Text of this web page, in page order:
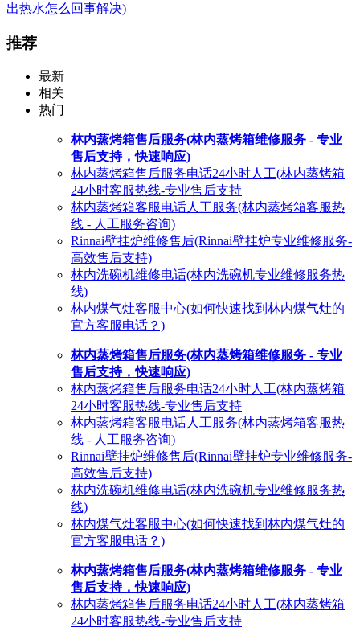
出热水怎么回事解决)
推荐
最新
相关
热门
林内蒸烤箱售后服务(林内蒸烤箱维修服务 - 专业
售后支持，快速响应)
林内蒸烤箱售后服务电话24小时人工(林内蒸烤箱
24小时客服热线-专业售后支持
林内蒸烤箱客服电话人工服务(林内蒸烤箱客服热
线 - 人工服务咨询)
Rinnai壁挂炉维修售后(Rinnai壁挂炉专业维修服务-
高效售后支持)
林内洗碗机维修电话(林内洗碗机专业维修服务热
线)
林内煤气灶客服中心(如何快速找到林内煤气灶的
官方客服电话？)
林内蒸烤箱售后服务(林内蒸烤箱维修服务 - 专业
售后支持，快速响应)
林内蒸烤箱售后服务电话24小时人工(林内蒸烤箱
24小时客服热线-专业售后支持
林内蒸烤箱客服电话人工服务(林内蒸烤箱客服热
线 - 人工服务咨询)
Rinnai壁挂炉维修售后(Rinnai壁挂炉专业维修服务-
高效售后支持)
林内洗碗机维修电话(林内洗碗机专业维修服务热
线)
林内煤气灶客服中心(如何快速找到林内煤气灶的
官方客服电话？)
林内蒸烤箱售后服务(林内蒸烤箱维修服务 - 专业
售后支持，快速响应)
林内蒸烤箱售后服务电话24小时人工(林内蒸烤箱
24小时客服热线-专业售后支持